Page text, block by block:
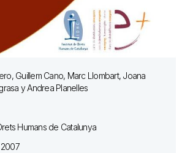
Guillem Cano, Marc Llombart, Joana
y Andrea Planelles
Humans de Catalunya
2007